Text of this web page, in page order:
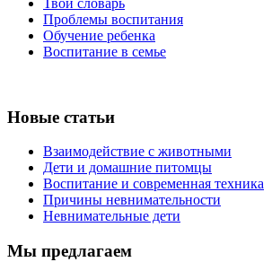
Твой словарь
Проблемы воспитания
Обучение ребенка
Воспитание в семье
Новые статьи
Взаимодействие с животными
Дети и домашние питомцы
Воспитание и современная техника
Причины невнимательности
Невнимательные дети
Мы предлагаем